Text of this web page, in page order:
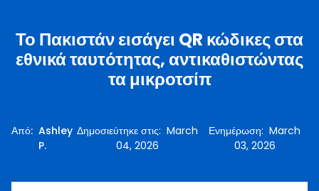
Το Πακιστάν εισάγει QR κώδικες στα
εθνικά ταυτότητας, αντικαθιστώντας
τα μικροτσίπ
Από: Ashley
P.
Δημοσιεύτηκε στις: March
04, 2026
Ενημέρωση:March
03, 2026